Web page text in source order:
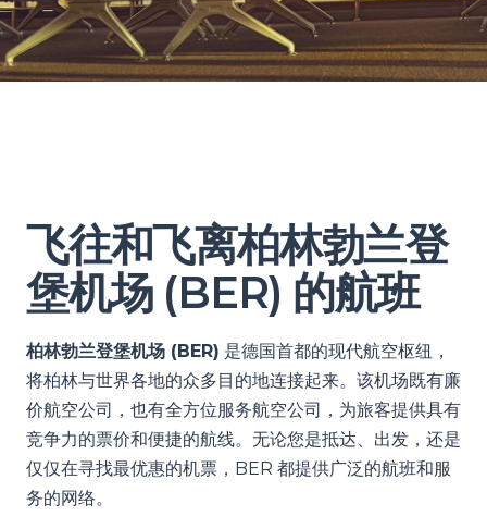
飞往和飞离柏林勃兰登
堡机场 (BER) 的航班
柏林勃兰登堡机场 (BER) 是德国首都的现代航空枢纽，
将柏林与世界各地的众多目的地连接起来。该机场既有廉
价航空公司，也有全方位服务航空公司，为旅客提供具有
竞争力的票价和便捷的航线。无论您是抵达、出发，还是
仅仅在寻找最优惠的机票，BER 都提供广泛的航班和服
务的网络。